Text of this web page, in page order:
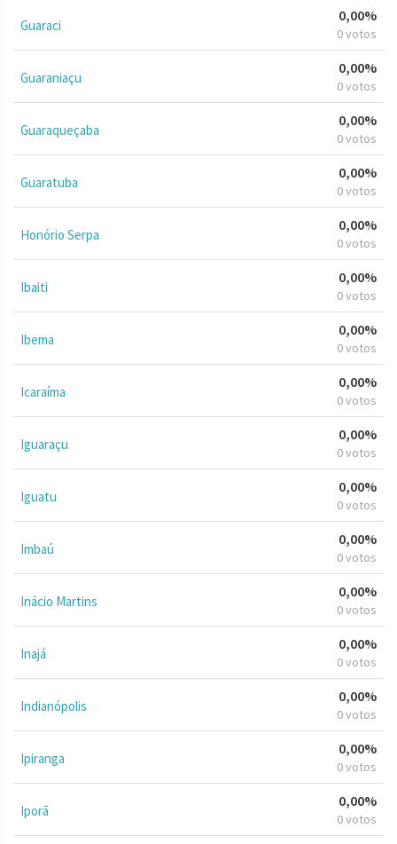
Guaraci
0,00%
0 votos
Guaraniaçu
0,00%
0 votos
Guaraqueçaba
0,00%
0 votos
Guaratuba
0,00%
0 votos
Honório Serpa
0,00%
0 votos
Ibaiti
0,00%
0 votos
Ibema
0,00%
0 votos
Icaraíma
0,00%
0 votos
Iguaraçu
0,00%
0 votos
Iguatu
0,00%
0 votos
Imbaú
0,00%
0 votos
Inácio Martins
0,00%
0 votos
Inajá
0,00%
0 votos
Indianópolis
0,00%
0 votos
Ipiranga
0,00%
0 votos
Iporã
0,00%
0 votos